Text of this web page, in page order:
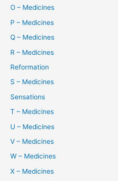
O – Medicines
P – Medicines
Q – Medicines
R – Medicines
Reformation
S – Medicines
Sensations
T – Medicines
U – Medicines
V – Medicines
W – Medicines
X – Medicines